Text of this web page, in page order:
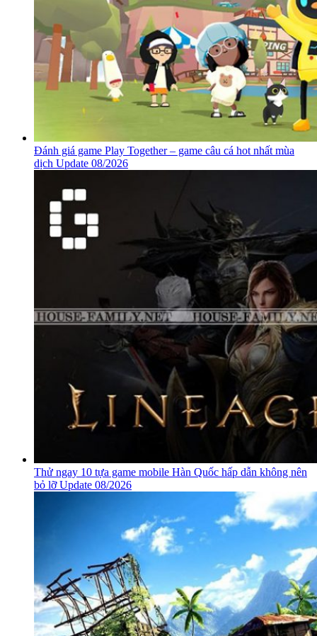
Đánh giá game Play Together – game câu cá hot nhất mùa
dịch Update 08/2026
Thử ngay 10 tựa game mobile Hàn Quốc hấp dẫn không nên
bỏ lỡ Update 08/2026